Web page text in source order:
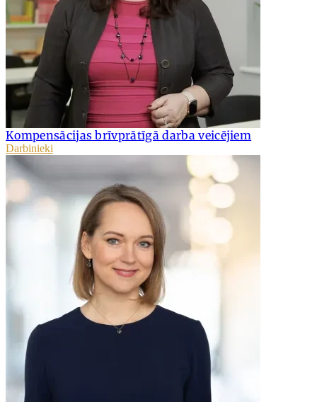
Kompensācijas brīvprātīgā darba veicējiem
Darbinieki